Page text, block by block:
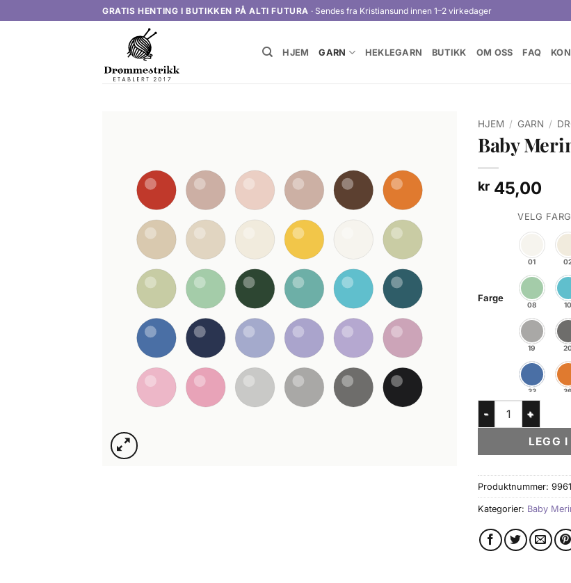
GRATIS HENTING I BUTIKKEN PÅ ALTI FUTURA · Sendes fra Kristiansund innen 1–2 virkedager
HJEM GARN HEKLEGARN BUTIKK OM OSS FAQ
HJEM / GARN /
Baby
kr 45,00
Farge
VELG
01
08 10
19
33 36
57
Baby Merino antall
LEGG
Produktnummer: 9961
Kategorier: Baby